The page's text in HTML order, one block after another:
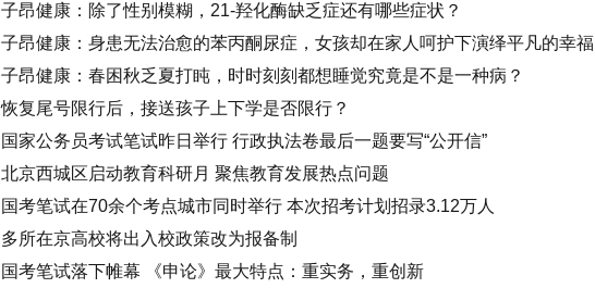
子昂健康：除了性别模糊，21-羟化酶缺乏症还有哪些症状？
子昂健康：身患无法治愈的苯丙酮尿症，女孩却在家人呵护下演绎平凡的幸福
子昂健康：春困秋乏夏打盹，时时刻刻都想睡觉究竟是不是一种病？
恢复尾号限行后，接送孩子上下学是否限行？
国家公务员考试笔试昨日举行 行政执法卷最后一题要写“公开信”
北京西城区启动教育科研月 聚焦教育发展热点问题
国考笔试在70余个考点城市同时举行 本次招考计划招录3.12万人
多所在京高校将出入校政策改为报备制
国考笔试落下帷幕 《申论》最大特点：重实务，重创新